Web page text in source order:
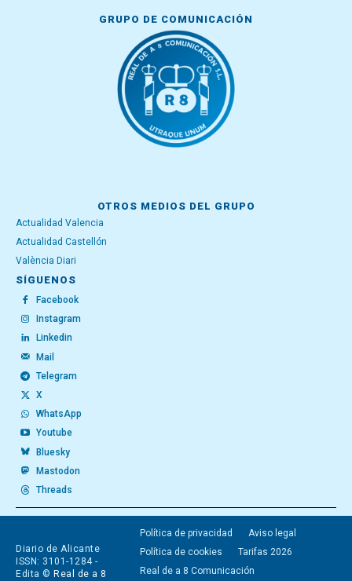
GRUPO DE COMUNICACIÓN
OTROS MEDIOS DEL GRUPO
Actualidad Valencia
Actualidad Castellón
València Diari
SÍGUENOS
Facebook
Instagram
Linkedin
Mail
Telegram
X
WhatsApp
Youtube
Bluesky
Mastodon
Threads
Diario de Alicante
ISSN: 3101-1284 -
Edita © Real de a 8
Política de privacidad
Aviso legal
Política de cookies
Tarifas 2026
Real de a 8 Comunicación